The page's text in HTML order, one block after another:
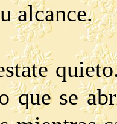
alcance.
que se